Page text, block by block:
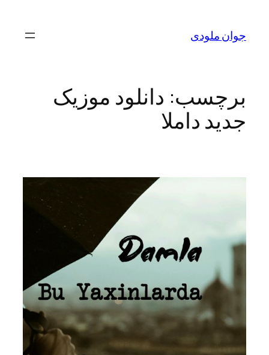
محتواجوان ملودی
برچسب: دانلود موزیک
جدید داملا